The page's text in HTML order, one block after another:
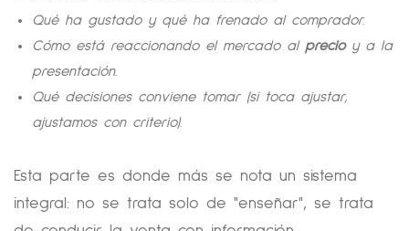
Qué ha gustado y qué ha frenado al comprador.
Cómo está reaccionando el mercado al precioy a la
presentación.
Qué decisiones conviene tomar (si toca ajustar,
ajustamos con criterio).
Esta parte es donde más se nota un sistema
integral: no se trata solo de "enseñar", se trata